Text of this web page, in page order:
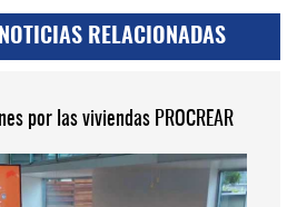
RELACIONADAS
por las viviendas PROCREAR